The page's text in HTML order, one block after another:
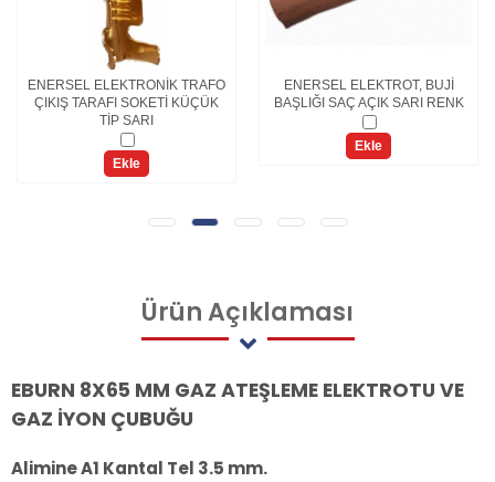
ENERSEL ELEKTRONİK TRAFO
ÇIKIŞ TARAFI SOKETİ KÜÇÜK
TİP SARI
Ekle
ENERSEL ELEKTROT, BUJİ
BAŞLIĞI SAÇ AÇIK SARI RENK
Ekle
ÜrünAçıklaması
EBURN 8X65 MM GAZ ATEŞLEME ELEKTROTU VE
GAZ İYON ÇUBUĞU
Alimine A1 Kantal Tel 3.5 mm.